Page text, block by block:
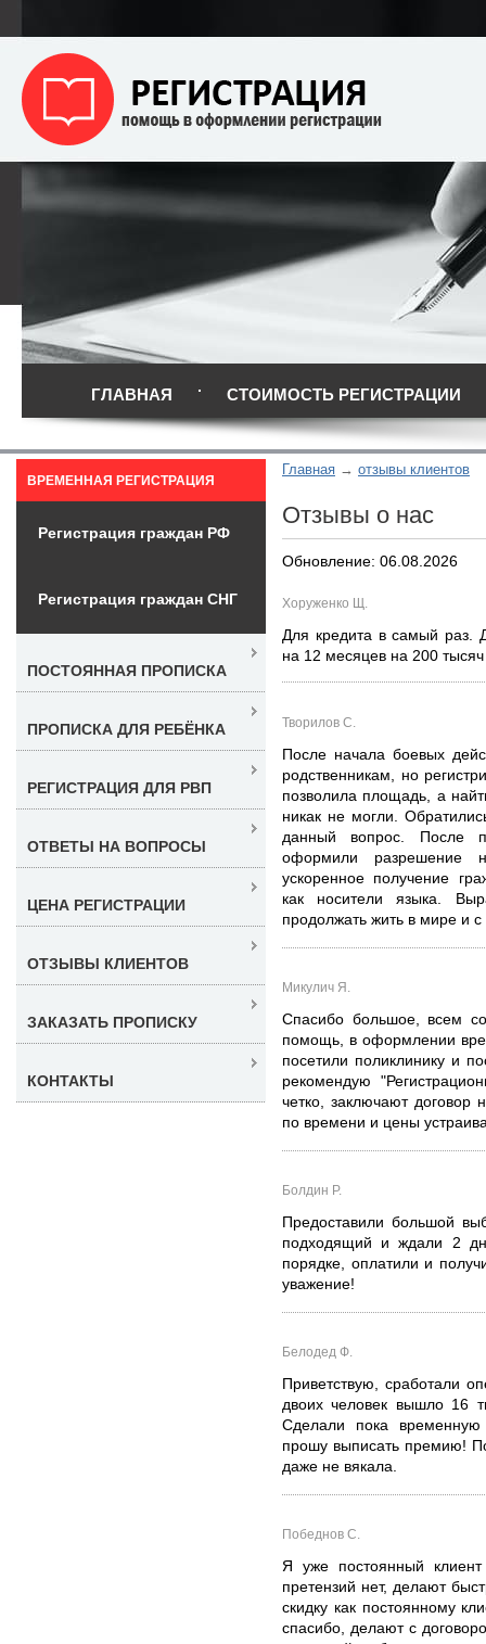
ГЛАВНАЯ СТОИМОСТЬ РЕГИСТРАЦИИ
Главная отзывы клиентов
Отзывы о нас
Обновление: 06.08.2026
Хоруженко Щ.
Для кредита в самый раз.
на 12 месяцев на 200
Творилов С.
После начала боевых
родственникам, но
позволила площадь, а
никак не могли.
данный вопрос. После
оформили разрешение
ускоренное получение
как носители языка.
продолжать жить в мире и с
Микулич Я.
Спасибо большое, всем
помощь, в оформлении
посетили поликлинику и
рекомендую
четко, заключают договор
по времени и цены
Болдин Р.
Предоставили большой
подходящий и ждали 2
порядке, оплатили и
уважение!
Белодед Ф.
Приветствую, сработали
двоих человек вышло 16
Сделали пока временную
прошу выписать премию!
даже не вякала.
Победнов С.
Я уже постоянный
претензий нет, делают
скидку как постоянному
спасибо, делают с
ВРЕМЕННАЯ РЕГИСТРАЦИЯ
Регистрация граждан РФ
Регистрация граждан СНГ
ПОСТОЯННАЯ ПРОПИСКА
ПРОПИСКА ДЛЯ РЕБЁНКА
РЕГИСТРАЦИЯ ДЛЯ РВП
ОТВЕТЫ НА ВОПРОСЫ
ЦЕНА РЕГИСТРАЦИИ
ОТЗЫВЫ КЛИЕНТОВ
ЗАКАЗАТЬ ПРОПИСКУ
КОНТАКТЫ